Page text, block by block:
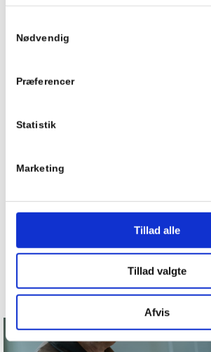
Nødvendig
Præferencer
Statistik
Marketing
Tillad alle
Tillad valgte
Afvis